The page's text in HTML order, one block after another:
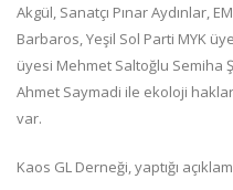
Akgül, Sanatçı Pınar Aydınlar,
Barbaros, Yeşil Sol Parti MYK
üyesi Mehmet Saltoğlu Semiha
Ahmet Saymadi ile ekoloji
var.
Kaos GL Derneği, yaptığı